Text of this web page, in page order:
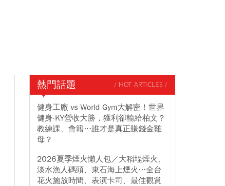
熱門話題 / HOT ARTICLES /
健身工廠 vs World Gym大解密！世界
健身-KY營收大勝，獲利卻輸給柏文？
教練課、會籍…誰才是真正賺錢金雞
母？
2026夏季煙火懶人包／大稻埕煙火、
淡水漁人碼頭、東石海上煙火…全台
花火施放時間、表演卡司、最佳觀賞